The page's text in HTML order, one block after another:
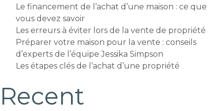
Le financement de l’achat d’une maison : ce que
vous devez savoir
Les erreurs à éviter lors de la vente de propriété
Préparer votre maison pour la vente : conseils
d’experts de l’équipe Jessika Simpson
Les étapes clés de l’achat d’une propriété
Recent